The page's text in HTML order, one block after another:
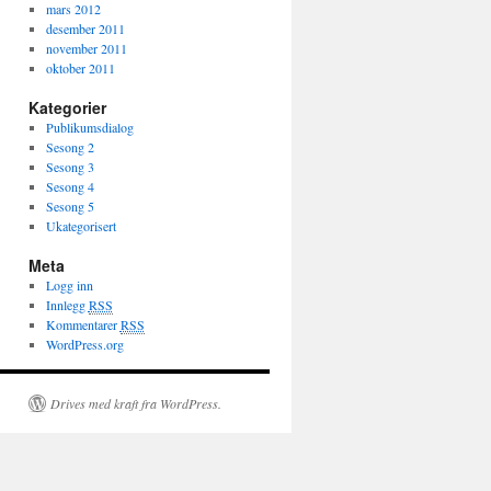
mars 2012
desember 2011
november 2011
oktober 2011
Kategorier
Publikumsdialog
Sesong 2
Sesong 3
Sesong 4
Sesong 5
Ukategorisert
Meta
Logg inn
InnleggRSS
KommentarerRSS
WordPress.org
Drives med kraft fra WordPress.